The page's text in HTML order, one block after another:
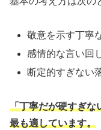
敬意を示す丁寧
感情的な言い回
断定的すぎない
「丁寧だが硬すぎな
最も適しています。